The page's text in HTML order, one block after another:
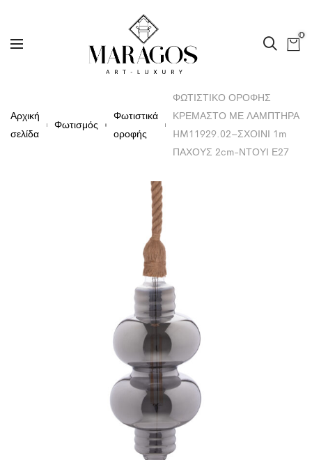
0
Αρχική
σελίδα
Φωτισμός
Φωτιστικά
οροφής
ΦΩΤΙΣΤΙΚΟ ΟΡΟΦΗΣ
ΚΡΕΜΑΣΤΟ ΜΕ ΛΑΜΠΤΗΡΑ
HM11929.02–ΣΧΟΙΝΙ 1m
ΠΑΧΟΥΣ 2cm-ΝΤΟΥΙ Ε27